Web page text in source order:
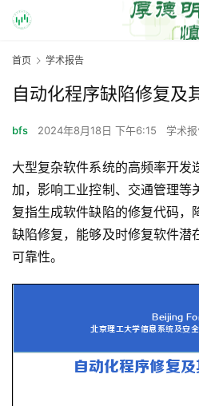
首页 学术报告
自动化程序缺陷修复及
bfs 2024年8月18日 下午6:15 学术
大型复杂软件系统的高频率开发
加，影响工业控制、交通管理等
复指生成软件缺陷的修复代码，
缺陷修复，能够及时修复软件潜
可靠性。